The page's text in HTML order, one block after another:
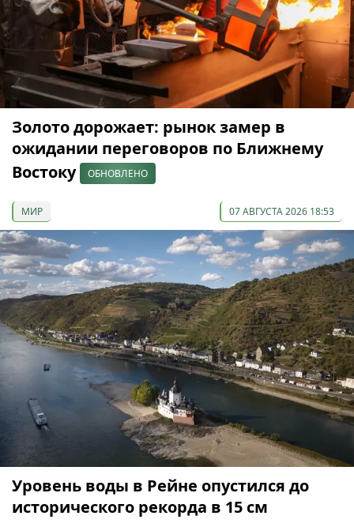
Золото дорожает: рынок замер в
ожидании переговоров по Ближнему
Востоку
ОБНОВЛЕНО
МИР 07 АВГУСТА 2026 18:53
Уровень воды в Рейне опустился до
исторического рекорда в 15 см